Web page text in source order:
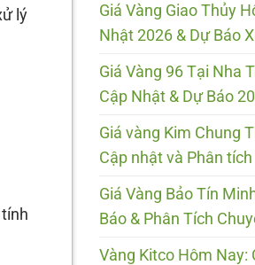
lý
Giá Vàng Giao Thủy
Nhật 2026 & Dự Báo
Giá Vàng 96 Tại Nha
Cập Nhật & Dự Báo
Giá vàng Kim Chung
Cập nhật và Phân tích
Giá Vàng Bảo Tín
Báo & Phân Tích
Vàng Kitco Hôm Nay: